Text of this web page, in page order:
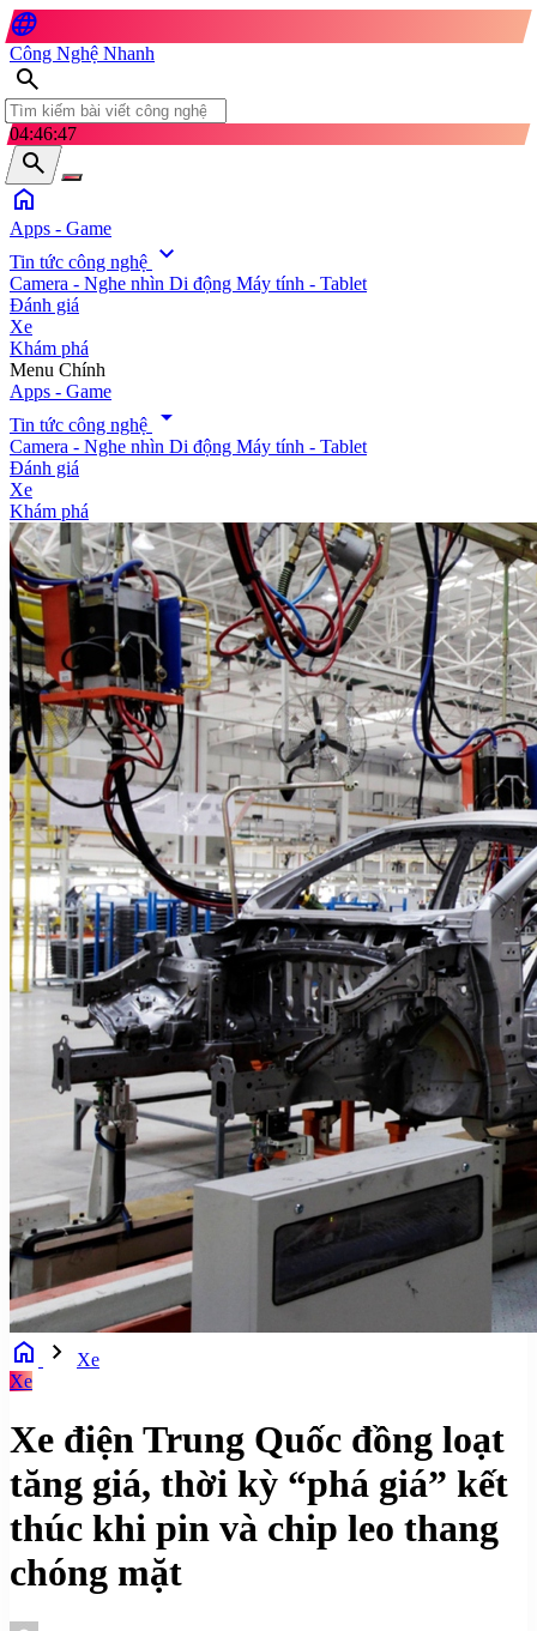
language
Công Nghệ Nhanh
search
04:46:49
search
home
Apps - Game
Tin tức công nghệ expand_more
Camera - Nghe nhìn Di động Máy tính - Tablet
Đánh giá
Xe
Khám phá
search
Menu Chính
Apps - Game
Tin tức công nghệ
arrow_drop_down
Camera - Nghe nhìn Di động Máy tính - Tablet
Đánh giá
Xe
Khám phá
home chevron_right
Xe
Xe
Xe điện Trung Quốc đồng loạt
tăng giá, thời kỳ “phá giá” kết
thúc khi pin và chip leo thang
chóng mặt